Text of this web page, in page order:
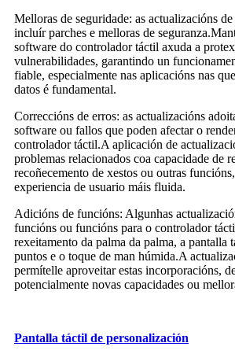
Melloras de seguridade: as actualizacións
incluír parches e melloras de
software do controlador táctil axuda a
vulnerabilidades, garantindo un
fiable, especialmente nas aplicacións nas
datos é fundamental.
Correccións de erros: as actualizacións
software ou fallos que poden afectar o
controlador táctil.A aplicación de
problemas relacionados coa capacidade de
recoñecemento de xestos ou outras
experiencia de usuario máis fluida.
Adicións de funcións: Algunhas
funcións ou funcións para o controlador
rexeitamento da palma da palma, a pantalla
puntos e o toque de man húmida.A
permítelle aproveitar estas incorporacións,
potencialmente novas capacidades ou
Pantalla táctil de personalización